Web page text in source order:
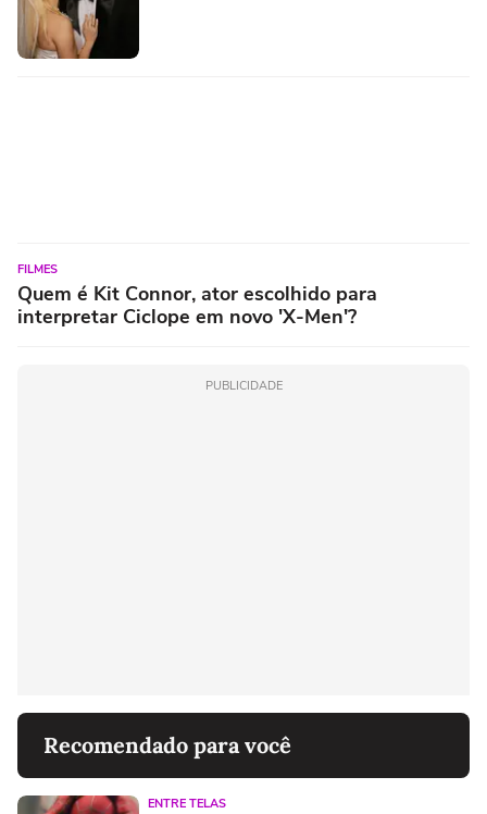
FILMES
Quem é Kit Connor, ator escolhido para
interpretar Ciclope em novo 'X-Men'?
PUBLICIDADE
Recomendado para você
ENTRE TELAS